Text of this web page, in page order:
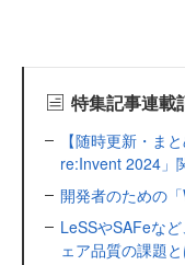
特集記事連載
【随時更新・ま
re:Invent 2024」
開発者のための
LeSSやSAFeな
ェア品質の課題と